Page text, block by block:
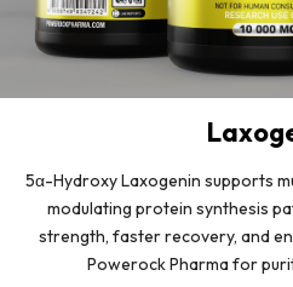
5α-Hydroxy Laxogenin supports
modulating protein synthesis
strength, faster recovery, and
Powerock Pharma for